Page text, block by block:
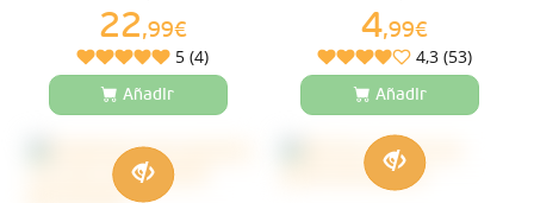
22,99€
5 (4)
Añadir
4,99€
4,3 (53)
Añadir